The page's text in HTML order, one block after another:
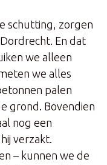
schutting, zorgen
En dat
we alleen
we alles
palen
grond. Bovendien
nog een
verzakt.
– kunnen we de